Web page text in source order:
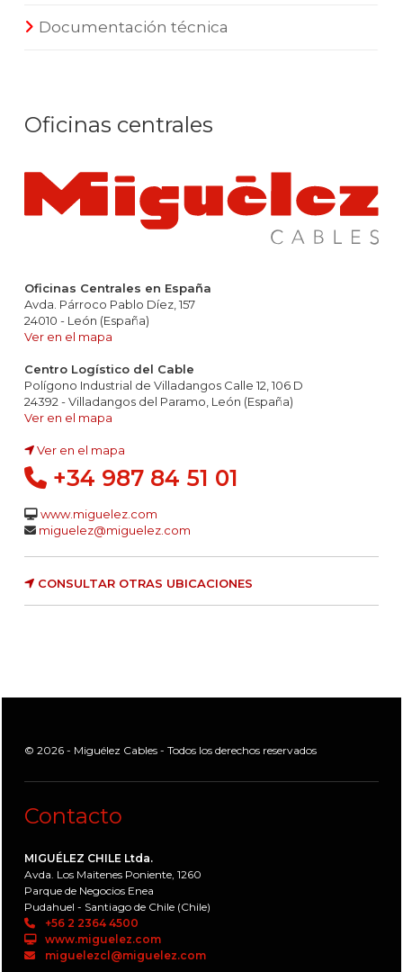
Documentación técnica
Oficinas centrales
Oficinas Centrales en España
Avda. Párroco Pablo Díez, 157
24010 - León (España)
Ver en el mapa
Centro Logístico del Cable
Polígono Industrial de Villadangos Calle 12, 106 D
24392 - Villadangos del Paramo, León (España)
Ver en el mapa
Ver en el mapa
+34 987 84 51 01
www.miguelez.com
miguelez@miguelez.com
CONSULTAR OTRAS UBICACIONES
© 2026 - Miguélez Cables - Todos los derechos reservados
Contacto
MIGUÉLEZ CHILE Ltda.
Avda. Los Maitenes Poniente, 1260
Parque de Negocios Enea
Pudahuel - Santiago de Chile (Chile)
+56 2 2364 4500
www.miguelez.com
miguelezcl@miguelez.com